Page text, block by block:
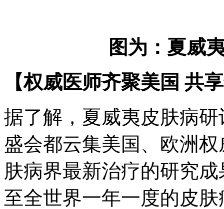
图为：夏威
【权威医师齐聚美国 共
据了解，夏威夷皮肤病
盛会都云集美国、欧洲
肤病界最新治疗的研究
至全世界一年一度的皮